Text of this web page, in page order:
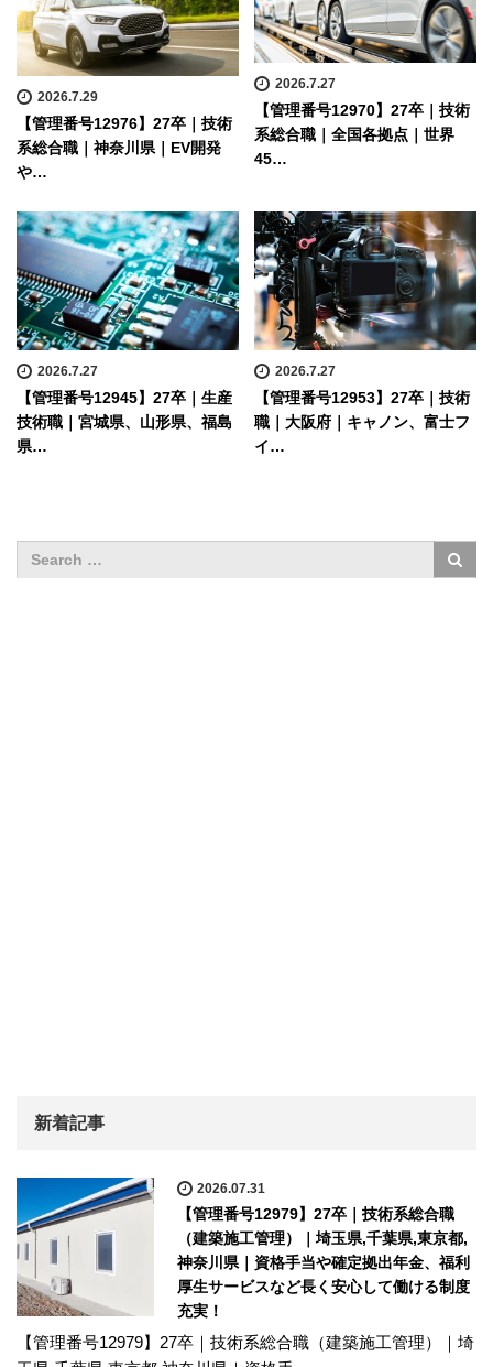
2026.7.29
【管理番号12976】27卒｜技術
系総合職｜神奈川県｜EV開発
や…
2026.7.27
【管理番号12970】27卒｜技術
系総合職｜全国各拠点｜世界
45…
2026.7.27
【管理番号12945】27卒｜生産
技術職｜宮城県、山形県、福島
県…
2026.7.27
【管理番号12953】27卒｜技術
職｜大阪府｜キャノン、富士フ
イ…
新着記事
2026.07.31
【管理番号12979】27卒｜技術系総合職
（建築施工管理）｜埼玉県,千葉県,東京都,
神奈川県｜資格手当や確定拠出年金、福利
厚生サービスなど長く安心して働ける制度
充実！
【管理番号12979】27卒｜技術系総合職（建築施工管理）｜埼